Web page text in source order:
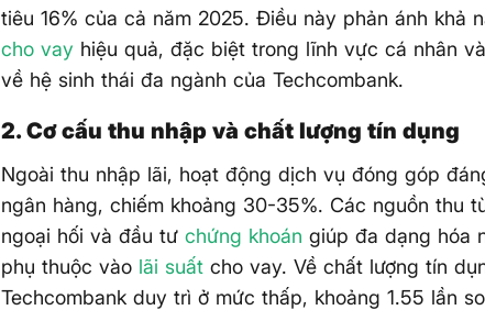
tiêu 16% của cả năm 2025. Điều này phản ánh khả
cho vay hiệu quả, đặc biệt trong lĩnh vực cá nhân và
về hệ sinh thái đa ngành của Techcombank.
2. Cơ cấu thu nhập và chất lượng tín dụng
Ngoài thu nhập lãi, hoạt động dịch vụ đóng góp
ngân hàng, chiếm khoảng 30-35%. Các nguồn thu
ngoại hối và đầu tưchứng khoán giúp đa dạng hóa
phụ thuộc vào lãi suất cho vay. Về chất lượng tín
Techcombank duy trì ở mức thấp, khoảng 1.55 lần